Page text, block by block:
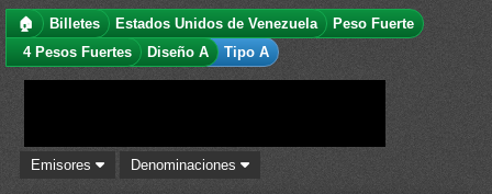
🏠 Billetes Estados Unidos de Venezuela
Peso Fuerte
4 Pesos Fuertes
Diseño A Tipo A
Emisores Denominaciones